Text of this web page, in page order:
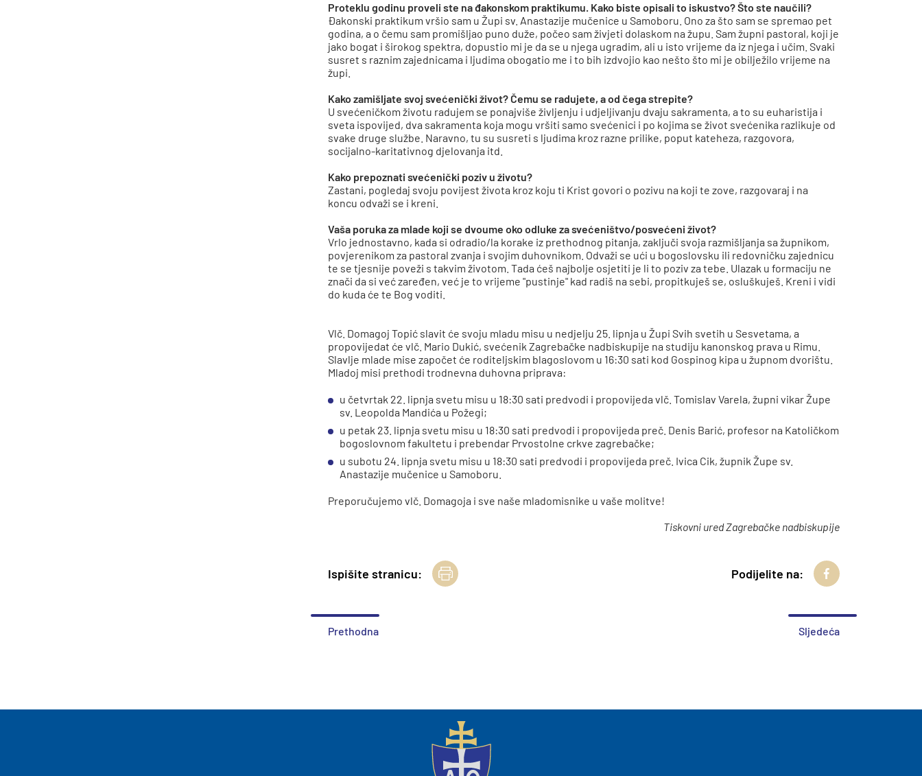
Proteklu godinu proveli ste na đakonskom praktikumu. Kako biste opisali to iskustvo? Što ste naučili?
Đakonski praktikum vršio sam u Župi sv. Anastazije mučenice u Samoboru. Ono za što sam se spremao pet
godina, a o čemu sam promišljao puno duže, počeo sam živjeti dolaskom na župu. Sam župni pastoral, koji je
jako bogat i širokog spektra, dopustio mi je da se u njega ugradim, ali u isto vrijeme da iz njega i učim. Svaki
susret s raznim zajednicama i ljudima obogatio me i to bih izdvojio kao nešto što mi je obilježilo vrijeme na
župi.
Kako zamišljate svoj svećenički život? Čemu se radujete, a od čega strepite?
U svećeničkom životu radujem se ponajviše življenju i udjeljivanju dvaju sakramenta, a to su euharistija i
sveta ispovijed, dva sakramenta koja mogu vršiti samo svećenici i po kojima se život svećenika razlikuje od
svake druge službe. Naravno, tu su susreti s ljudima kroz razne prilike, poput kateheza, razgovora,
socijalno-karitativnog djelovanja itd.
Kako prepoznati svećenički poziv u životu?
Zastani, pogledaj svoju povijest života kroz koju ti Krist govori o pozivu na koji te zove, razgovaraj i na
koncu odvaži se i kreni.
Vaša poruka za mlade koji se dvoume oko odluke za svećeništvo/posvećeni život?
Vrlo jednostavno, kada si odradio/la korake iz prethodnog pitanja, zaključi svoja razmišljanja sa župnikom,
povjerenikom za pastoral zvanja i svojim duhovnikom. Odvaži se ući u bogoslovsku ili redovničku zajednicu
te se tjesnije poveži s takvim životom. Tada ćeš najbolje osjetiti je li to poziv za tebe. Ulazak u formaciju ne
znači da si već zaređen, već je to vrijeme "pustinje" kad radiš na sebi, propitkuješ se, osluškuješ. Kreni i vidi
do kuda će te Bog voditi.
Vlč. Domagoj Topić slavit će svoju mladu misu u nedjelju 25. lipnja u Župi Svih svetih u Sesvetama, a
propovijedat će vlč. Mario Dukić, svećenik Zagrebačke nadbiskupije na studiju kanonskog prava u Rimu.
Slavlje mlade mise započet će roditeljskim blagoslovom u 16:30 sati kod Gospinog kipa u župnom dvorištu.
Mladoj misi prethodi trodnevna duhovna priprava:
u četvrtak 22. lipnja svetu misu u 18:30 sati predvodi i propovijeda vlč. Tomislav Varela, župni vikar Župe
sv. Leopolda Mandića u Požegi;
u petak 23. lipnja svetu misu u 18:30 sati predvodi i propovijeda preč. Denis Barić, profesor na Katoličkom
bogoslovnom fakultetu i prebendar Prvostolne crkve zagrebačke;
u subotu 24. lipnja svetu misu u 18:30 sati predvodi i propovijeda preč. Ivica Cik, župnik Župe sv.
Anastazije mučenice u Samoboru.
Preporučujemo vlč. Domagoja i sve naše mladomisnike u vaše molitve!
Tiskovni ured Zagrebačke nadbiskupije
Ispišite stranicu: Podijelite na:
Prethodna Sljedeća